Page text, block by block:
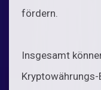
fördern.
Insgesamt